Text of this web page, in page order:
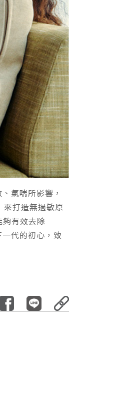
氣喘所影響，
來打造無過敏原
有效去除
代的初心，致